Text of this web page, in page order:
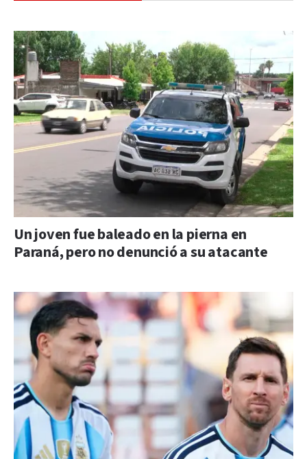
Un joven fue baleado en la pierna en
Paraná, pero no denunció a su atacante